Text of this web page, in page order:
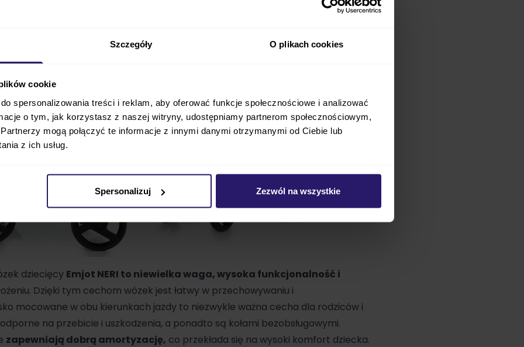
Szczegóły O plikach cookies
cookie
spersonalizowania treści i reklam, aby oferować funkcje społecznościowe i analizować
o tym, jak korzystasz z naszej witryny, udostępniamy partnerom społecznościowym,
mogą połączyć te informacje z innymi danymi otrzymanymi od Ciebie lub
z ich usług.
Spersonalizuj Zezwól na wszystkie
dziecięcy Emjot NERI to niewielka waga, wysoka funkcjonalność i
Dzięki tym cechom wózek jest łatwy w przechowywaniu i
mocowane w obu kierunkach jazdy to niezwykle ważna cecha dla rodziców i
na przebicie i uszkodzenia, a ponadto są kołami bezobsługowymi.
zapewniają dobrą amortyzację, co przekłada się na wysoki komfort dziecka.